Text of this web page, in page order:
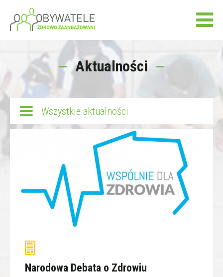
Aktualności
Wszystkie aktualności
Narodowa Debata o Zdrowiu